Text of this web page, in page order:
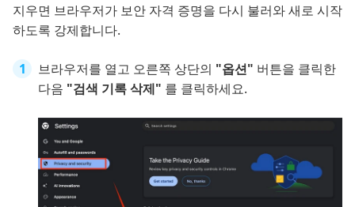
지우면 브라우저가 보안 자격 증명을 다시 불러와 새로 시작
하도록 강제합니다.
브라우저를 열고 오른쪽 상단의 "옵션" 버튼을 클릭한
다음 "검색 기록 삭제" 를 클릭하세요.